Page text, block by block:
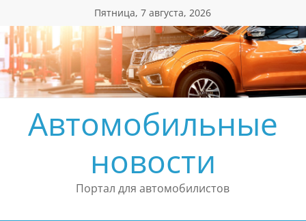
содержимому
Пятница, 7 августа, 2026
Автомобильные
новости
Портал для автомобилистов